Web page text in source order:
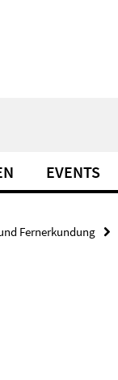
EVENTS
Fernerkundung